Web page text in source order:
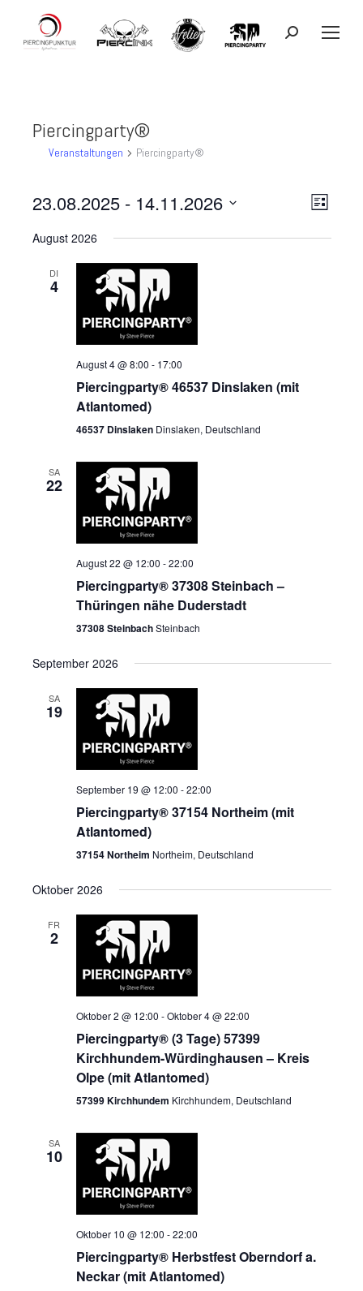
Search:
Piercingparty®
Veranstaltungen Piercingparty®
Liste
23.08.2025 - 14.11.2026
wählen.
August 2026
DI
4
August 4 @ 8:00 - 17:00
Piercingparty® 46537 Dinslaken (mit
Atlantomed)
46537 Dinslaken Dinslaken, Deutschland
SA
22
August 22 @ 12:00 -22:00
Piercingparty® 37308 Steinbach –
Thüringen nähe Duderstadt
37308 SteinbachSteinbach
September 2026
SA
19
September 19 @ 12:00 -22:00
Piercingparty® 37154 Northeim (mit
Atlantomed)
37154 Northeim Northeim, Deutschland
Oktober 2026
FR
2
Oktober 2 @ 12:00 -Oktober 4 @ 22:00
Piercingparty® (3 Tage) 57399
Kirchhundem-Würdinghausen – Kreis
Olpe (mit Atlantomed)
57399 Kirchhundem Kirchhundem, Deutschland
SA
10
Oktober 10 @ 12:00 -22:00
Piercingparty® Herbstfest Oberndorf a.
Neckar (mit Atlantomed)